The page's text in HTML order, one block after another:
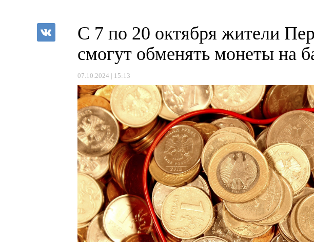
С 7 по 20 октября жители
смогут обменять монеты на
07.10.2024 | 15:13